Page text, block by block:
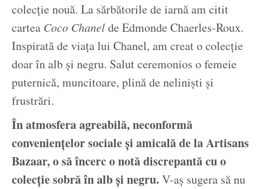
colecție nouă. La sărbătorile de iarnă am citit
cartea Coco Chanelde Edmonde Chaerles-Roux.
Inspirată de viața lui Chanel, am creat o colecție
doar în alb și negru. Salut ceremonios o femeie
puternică, muncitoare, plină de neliniști și
frustrări.
În atmosfera agreabilă, neconformă
conveniențelor sociale și amicală de la Artisans
Bazaar, o să încerc o notă discrepantă cu o
colecție sobră în alb și negru. V-aș sugera să nu